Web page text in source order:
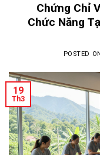
Chứng Chỉ
Chức Năng
POSTED
19
Th3